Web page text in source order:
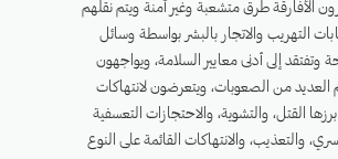
الأفارقة طرق متشعبة وغير آمنة ويتم نقلهم
التهريب والاتجار بالبشر بواسطة وسائل
وتفتقد إلى أدنى معايير السلامة، ويواجهون
العديد من الصعوبات، ويتعرضون لانتهاكات
القتل، والتشوية، والاحتجازات التعسفية
والتعذيب، والانتهاكات القائمة على النوع